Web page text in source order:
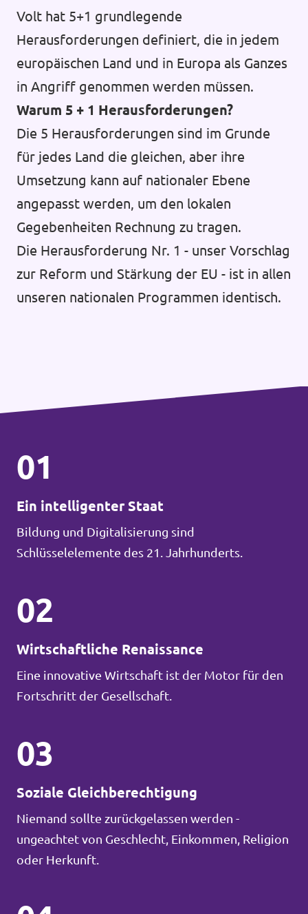
Volt hat 5+1 grundlegende
Herausforderungen definiert, die in jedem
europäischen Land und in Europa als Ganzes
in Angriff genommen werden müssen.
Warum 5 + 1 Herausforderungen?
Die 5 Herausforderungen sind im Grunde
für jedes Land die gleichen, aber ihre
Umsetzung kann auf nationaler Ebene
angepasst werden, um den lokalen
Gegebenheiten Rechnung zu tragen.
Die Herausforderung Nr. 1 - unser Vorschlag
zur Reform und Stärkung der EU - ist in allen
unseren nationalen Programmen identisch.
01
Ein intelligenter Staat
Bildung und Digitalisierung sind
Schlüsselelemente des 21. Jahrhunderts.
02
Wirtschaftliche Renaissance
Eine innovative Wirtschaft ist der Motor für den
Fortschritt der Gesellschaft.
03
Soziale Gleichberechtigung
Niemand sollte zurückgelassen werden -
ungeachtet von Geschlecht, Einkommen, Religion
oder Herkunft.